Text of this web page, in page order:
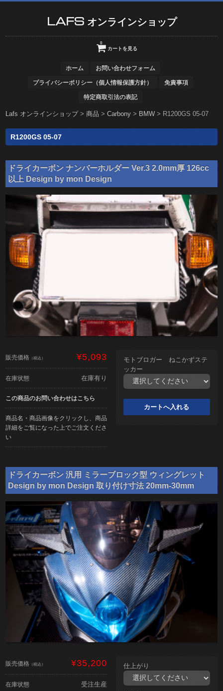
LAFS オンラインショップ
カートを見る
0
ホーム お問い合わせフォーム
プライバシーポリシー（個人情報保護方針） 免責事項
特定商取引法の表記
Lafs オンラインショップ>商品 >Carbony > BMW > R1200GS 05-07
R1200GS 05-07
ドライカーボン ナンバーホルダー Ver.3 2.0mm厚 126cc
以上 Design by mon Design
販売価格 （税込） ¥5,093
在庫状態 在庫有り
この商品のお問い合わせはこちら
商品名・商品画像をクリックし、商品
詳細をご覧になった上でご注文くださ
い
モトブロガー ねこかずステ
ッカー
ドライカーボン 汎用 ミラーブロック型 ウィングレット
Design by mon Design 取り付け寸法 20mm-30mm
販売価格 （税込） ¥35,200
在庫状態 受注生産
仕上がり